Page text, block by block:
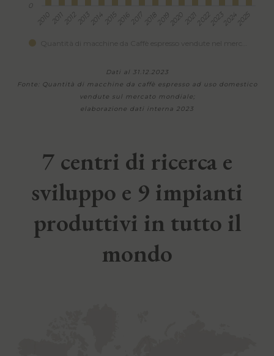
2010 20112012 20132014201520162017 2018 20192020 20212022202320242025
0
Dati al 31.12.2023
Fonte: Quantità di macchine da caffè espresso ad uso domestico
vendute sul mercato mondiale;
elaborazione dati interna 2023
7 centri di ricerca e
sviluppo e 9 impianti
produttivi in tutto il
mondo